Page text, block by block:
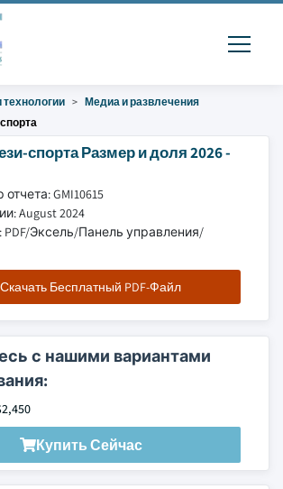
Медиа и развлечения
спорта Размер и доля 2026 -
GMI10615
August 2024
PDF/Эксель/Панель управления/
Скачать Бесплатный PDF-Файл
с нашими вариантами
Купить Сейчас